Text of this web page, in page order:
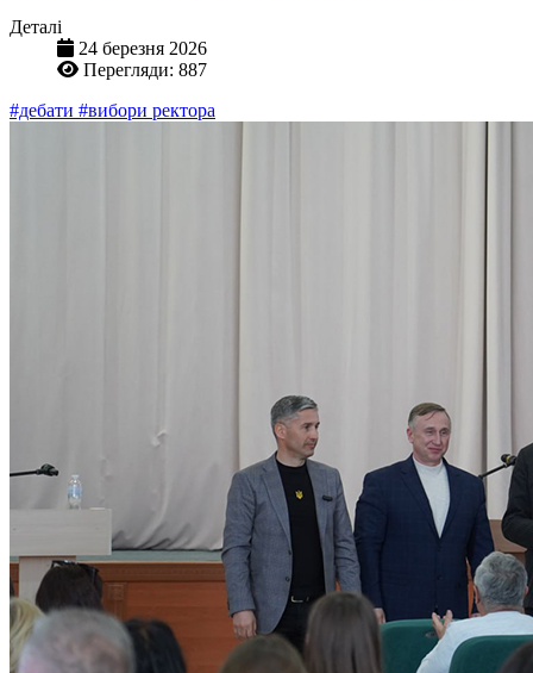
Деталі
24 березня 2026
Перегляди: 887
#дебати #вибори ректора